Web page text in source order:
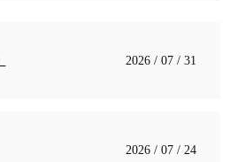
2026 / 07 / 31
2026 / 07 / 24